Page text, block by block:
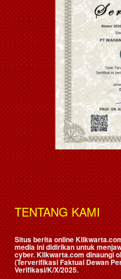
TENTANG KAMI
Situs berita online
media ini didirikan untuk
cyber. Klikwarta.com dinaungi
(Terverifikasi Faktual Dewan
Verifikasi/K/X/2025.